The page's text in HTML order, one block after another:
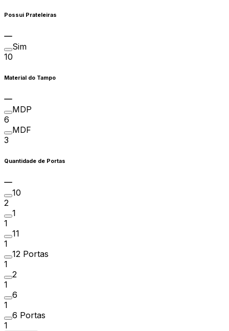
Possui Prateleiras
Sim
10
Material do Tampo
MDP
6
MDF
3
Quantidade de Portas
10
2
1
1
11
1
12 Portas
1
2
1
6
1
6 Portas
1